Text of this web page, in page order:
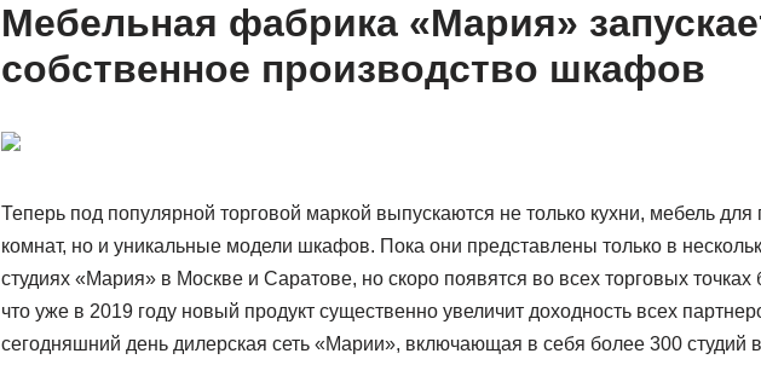
Мебельная фабрика «Мария»
собственное производство шкафов
Теперь под популярной торговой маркой выпускаются не только кухни, мебель для
комнат, но и уникальные модели шкафов. Пока они представлены только в
студиях «Мария» в Москве и Саратове, но скоро появятся во всех торговых
что уже в 2019 году новый продукт существенно увеличит доходность всех
сегодняшний день дилерская сеть «Марии», включающая в себя более 300 студий